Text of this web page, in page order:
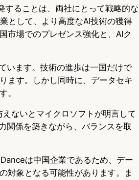
ることは、両社にとって戦略的な
として、より高度なAI技術の獲得
市場でのプレゼンス強化と、AIク
います。技術の進歩は一国だけで
ます。しかし同時に、データセキ
。
ないとマイクロソフトが明言して
関係を築きながら、バランスを取
は中国企業であるため、デー
対象となる可能性があります。ま